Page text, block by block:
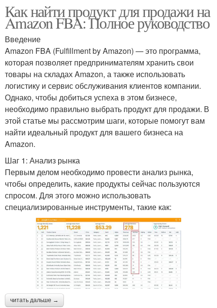
Как найти продукт для продажи на
Amazon FBA: Полное руководство
Введение
Amazon FBA (Fulfillment by Amazon) — это программа,
которая позволяет предпринимателям хранить свои
товары на складах Amazon, а также использовать
логистику и сервис обслуживания клиентов компании.
Однако, чтобы добиться успеха в этом бизнесе,
необходимо правильно выбрать продукт для продажи. В
этой статье мы рассмотрим шаги, которые помогут вам
найти идеальный продукт для вашего бизнеса на
Amazon.
Шаг 1: Анализ рынка
Первым делом необходимо провести анализ рынка,
чтобы определить, какие продукты сейчас пользуются
спросом. Для этого можно использовать
специализированные инструменты, такие как:
читать дальше →